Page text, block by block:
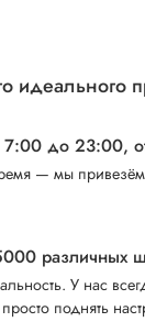
идеального
7:00 до 23:00,
— мы
различных
У нас
поднять